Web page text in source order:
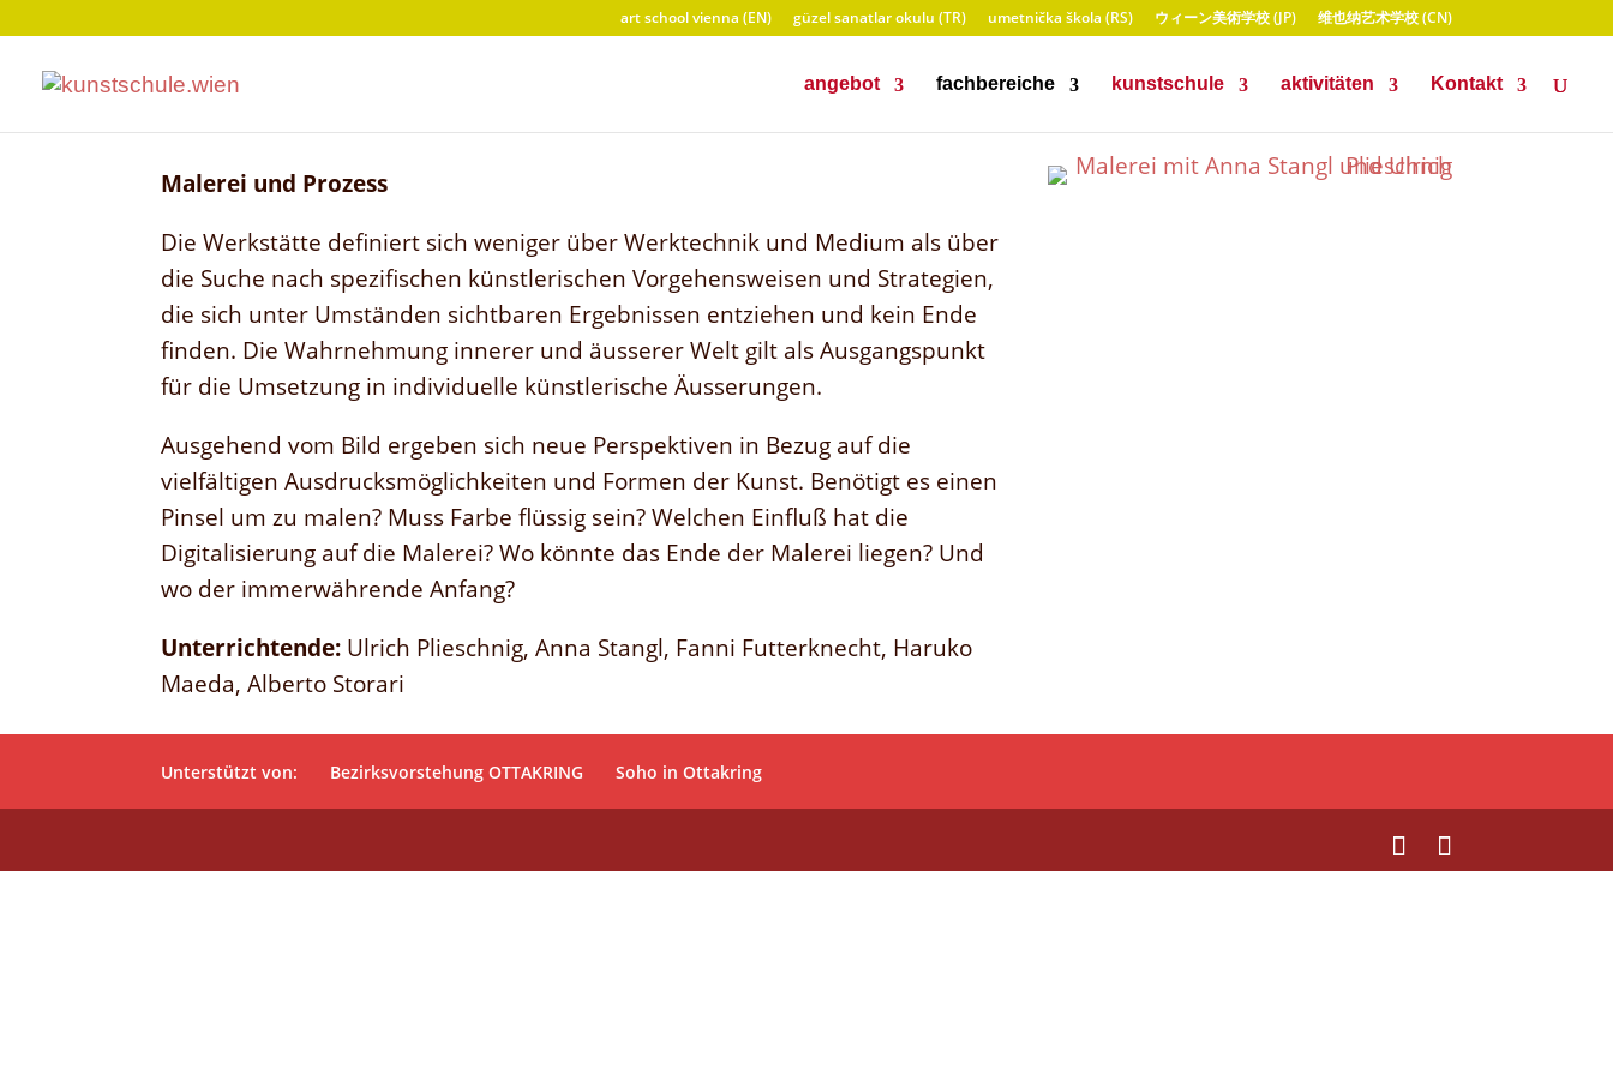
art school vienna (EN) güzel sanatlar okulu (TR) umetnička škola (RS) ウィーン美術学校 (JP) 维也纳艺术学校 (CN)
angebot fachbereiche kunstschule aktivitäten Kontakt
Malerei und Prozess
Die Werkstätte definiert sich weniger über Werktechnik und Medium als über
die Suche nach spezifischen künstlerischen Vorgehensweisen und Strategien,
die sich unter Umständen sichtbaren Ergebnissen entziehen und kein Ende
finden. Die Wahrnehmung innerer und äusserer Welt gilt als Ausgangspunkt
für die Umsetzung in individuelle künstlerische Äusserungen.
Ausgehend vom Bild ergeben sich neue Perspektiven in Bezug auf die
vielfältigen Ausdrucksmöglichkeiten und Formen der Kunst. Benötigt es einen
Pinsel um zu malen? Muss Farbe flüssig sein? Welchen Einfluß hat die
Digitalisierung auf die Malerei? Wo könnte das Ende der Malerei liegen? Und
wo der immerwährende Anfang?
Unterrichtende: Ulrich Plieschnig, Anna Stangl, Fanni Futterknecht, Haruko
Maeda, Alberto Storari
Unterstützt von: Bezirksvorstehung OTTAKRING Soho in Ottakring